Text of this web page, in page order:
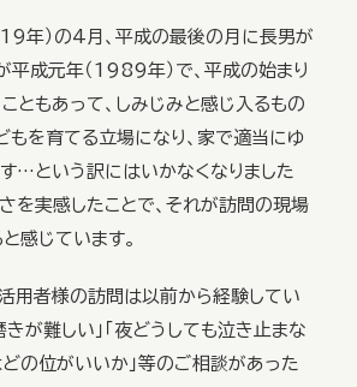
年）の4月、平成の最後の月に長男が
平成元年（1989年）で、平成の始まり
ともあって、しみじみと感じ入るもの
もを育てる立場になり、家で適当にゆ
…という訳にはいかなくなりました
を実感したことで、それが訪問の現場
感じています。
用者様の訪問は以前から経験してい
きが難しい」「夜どうしても泣き止まな
どの位がいいか」等のご相談があった